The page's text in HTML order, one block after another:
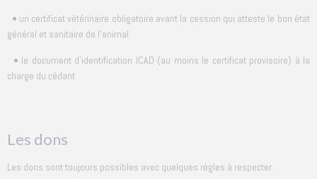
• un certificat vétérinaire obligatoire avant la cession qui atteste le bon état
général et sanitaire de l'animal
• le document d'identification ICAD (au moins le certificat provisoire) à la
charge du cédant
Les dons
Les dons sont toujours possibles avec quelques règles à respecter :